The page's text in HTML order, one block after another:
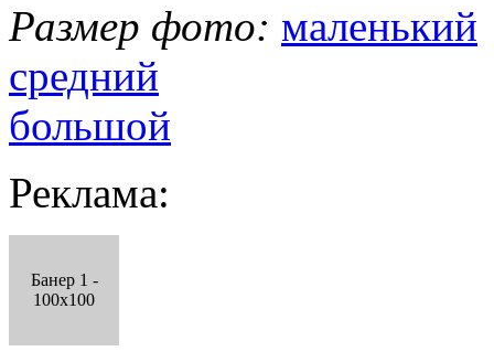
Размер фото: маленький
средний
большой
Реклама:
Банер 1 -
100x100